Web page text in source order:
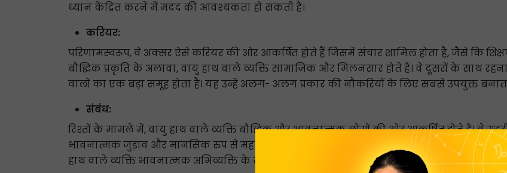
ध्यान केंद्रित करने में मदद की आवश्यकता हो सकती है।
करियर:
परिणामस्वरूप, वे अक्सर ऐसे करियर की ओर आकर्षित होते हैं जिसमें संचार शामिल होता है, जैसे कि
बौद्धिक प्रकृति के अलावा, वायु हाथ वाले व्यक्ति सामाजिक और मिलनसार होते हैं। वे दूसरों के साथ
वालों का एक बड़ा समूह होता है। यह उन्हें अलग- अलग प्रकार की नौकरियों के लिए सबसे उपयुक्त
संबंध:
रिश्तों के मामले में, वायु हाथ वाले व्यक्ति बौद्धिक और भावनात्मक लोगों की ओर आकर्षित होते हैं। वे
भावनात्मक जुड़ाव और मानसिक रुप से महत्व देते हैं। हालाँकि, ऐसी कई चीजें हैं जिनके बारे में वायु हाथ
हाथ वाले व्यक्ति भावनात्मक अभिव्यक्ति के साथ संघर्ष कर सकते हैं।